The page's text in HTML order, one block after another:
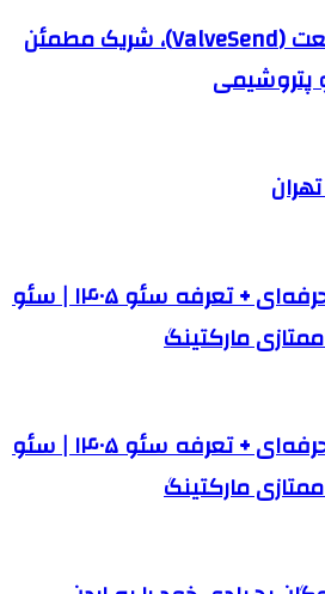
زرپالایش عصر صنعت (ValveSend)، شریک مطمئن
پتروشیمی
🔍 خدمات سئو حرفه‌ای + تعرفه سئو ۱۴۰۵ | سئو
مارکتینگ
🔍 خدمات سئو حرفه‌ای + تعرفه سئو ۱۴۰۵ | سئو
مارکتینگ